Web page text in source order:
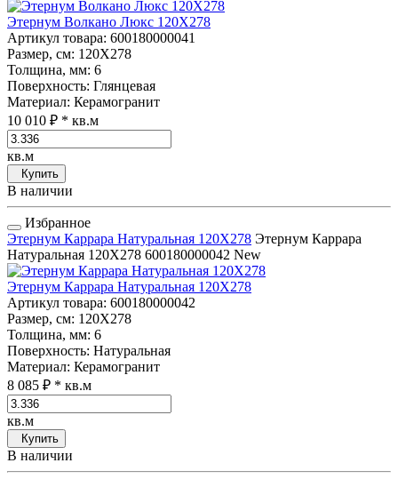
Этернум Волкано Люкс 120Х278
Артикул товара: 600180000041
Размер, см: 120Х278
Толщина, мм: 6
Поверхность: Глянцевая
Материал: Керамогранит
10 010 ₽ * кв.м
кв.м
Купить
В наличии
Избранное
Этернум Каррара Натуральная 120Х278 Этернум Каррара
Натуральная 120Х278 600180000042 New
Этернум Каррара Натуральная 120Х278
Артикул товара: 600180000042
Размер, см: 120Х278
Толщина, мм: 6
Поверхность: Натуральная
Материал: Керамогранит
8 085 ₽ * кв.м
кв.м
Купить
В наличии